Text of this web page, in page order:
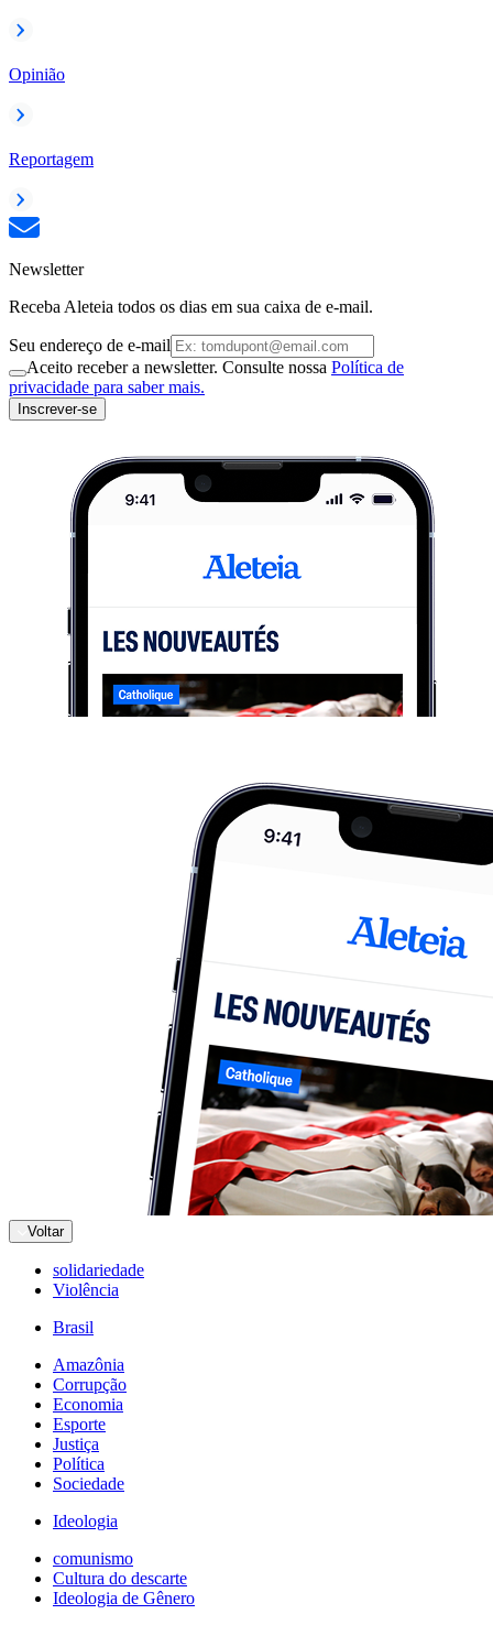
Opinião
Reportagem
Newsletter
Receba Aleteia todos os dias em sua caixa de e-mail.
Seu endereço de e-mail
Aceito receber a newsletter. Consulte nossa Política de
privacidade para saber mais.
Inscrever-se
Voltar
solidariedade
Violência
Brasil
Amazônia
Corrupção
Economia
Esporte
Justiça
Política
Sociedade
Ideologia
comunismo
Cultura do descarte
Ideologia de Gênero